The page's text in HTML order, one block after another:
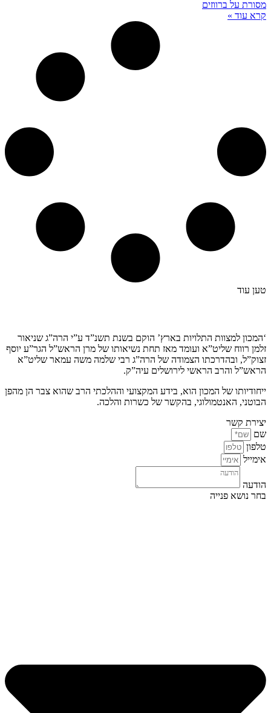
מסורת על ברווזים
קרא עוד »
טען עוד
‘המכון למצוות התלויות בארץ’ הוקם בשנת תשנ”ד ע”י הרה”ג שניאור
זלמן רווח שליט”א ועומד מאז תחת נשיאותו של מרן הראש”ל הגר”ע יוסף
זצוק”ל, ובהדרכתו הצמודה של הרה”ג רבי שלמה משה עמאר שליט”א
הראש”ל והרב הראשי לירושלים עיה”ק.
ייחודיותו של המכון הוא, בידע המקצועי וההלכתי הרב שהוא צבר הן מהפן
הבוטני, האנטמולוגי, בהקשר של כשרות והלכה.
יצירת קשר
שם
טלפון
אימייל
הודעה
בחר נושא פנייה